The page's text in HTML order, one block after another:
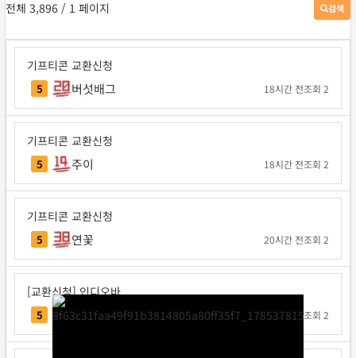
전체 3,896 / 1 페이지 검색
게
판
검
기프티콘 교환신청
5 버섯배그 18시간 전조회 2
기프티콘 교환신청
5 주이 18시간 전조회 2
기프티콘 교환신청
5 연꽃 20시간 전조회 2
[교환신청] 인디오바
5 인디오바 1일 전조회 2